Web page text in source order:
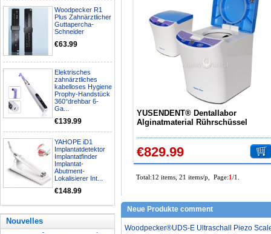
Woodpecker R1
Plus Zahnärztlicher
Guttapercha-
Schneider
€63.99
Elektrisches
zahnärztliches
kabelloses Hygiene
Prophy-Handstück
360°drehbar 6-
Ga...
€139.99
YAHOPE iD1
Implantatdetektor
Implantatfinder
Implantat-
Abutment-
Lokalisierer Int...
€148.99
Nouvelles
Nationalfeiertagsangebot
Aufbereitung rotierender
Instrumente
Welche Zahnbleaching-
Methoden gibt es?
Was ist bei der Aufbereitung von
Hand- und Winkelstücken zu
beachten?
Wie können erhöhte
Koloniezahlen im Wasser
dauerhaft reduziert werden?
Was ist beim Kauf eines
zahnarzt Ultraschallgerätes zu
beachten?
Zahnaufhellung FAQ
Was ist Medical Dental
Tourismus und wie es Ihnen
Wie zur Prävention und
Behandlung Dental Unfälle
Dentale Polymerisationslampe
YUSENDENT® Dentallabor
Alginatmaterial Rührschüssel
€829.99
Total:12 items, 21 items/p, Page:1/1.
Neue Produkte comment
Woodpecker®UDS-E Ultraschall Piezo